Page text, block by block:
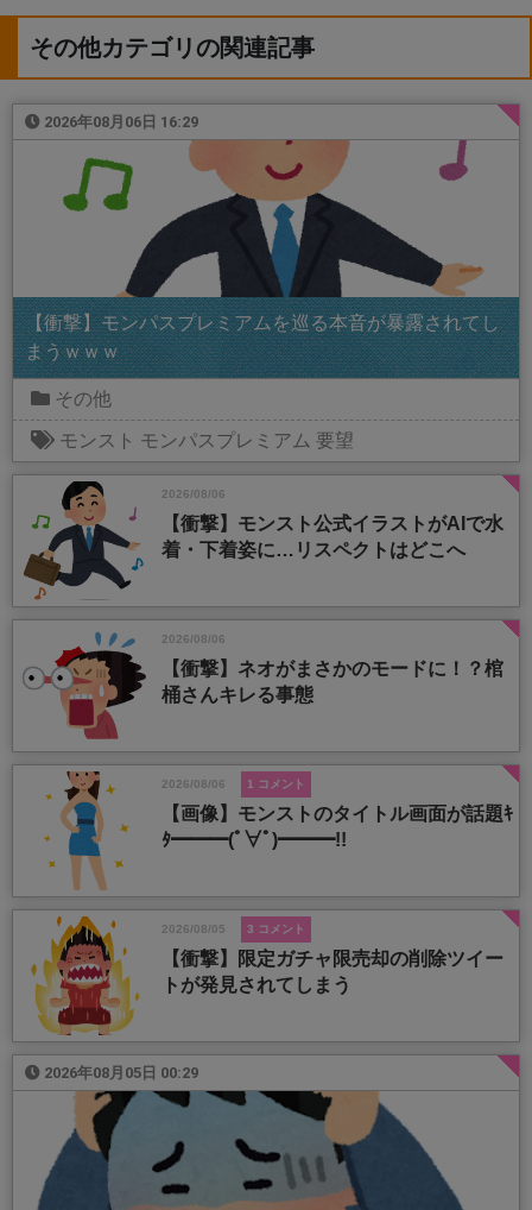
その他カテゴリの関連記事
2026年08月06日 16:29
【衝撃】モンパスプレミアムを巡る本音が暴露されてし
まうｗｗｗ
その他
モンスト モンパスプレミアム 要望
2026/08/06
【衝撃】モンスト公式イラストがAIで水
着・下着姿に…リスペクトはどこへ
2026/08/06
【衝撃】ネオがまさかのモードに！？棺
桶さんキレる事態
2026/08/06 1 コメント
【画像】モンストのタイトル画面が話題ｷ
ﾀ━━━(ﾟ∀ﾟ)━━━!!
2026/08/05 3 コメント
【衝撃】限定ガチャ限売却の削除ツイー
トが発見されてしまう
2026年08月05日 00:29